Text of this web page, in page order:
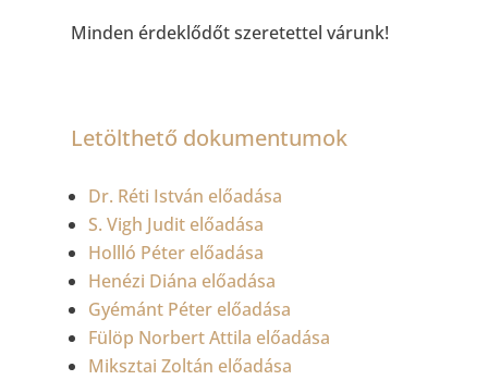
Minden érdeklődőt szeretettel várunk!
Letölthető dokumentumok
Dr. Réti István előadása
S. Vigh Judit előadása
Hollló Péter előadása
Henézi Diána előadása
Gyémánt Péter előadása
Fülöp Norbert Attila előadása
Miksztai Zoltán előadása